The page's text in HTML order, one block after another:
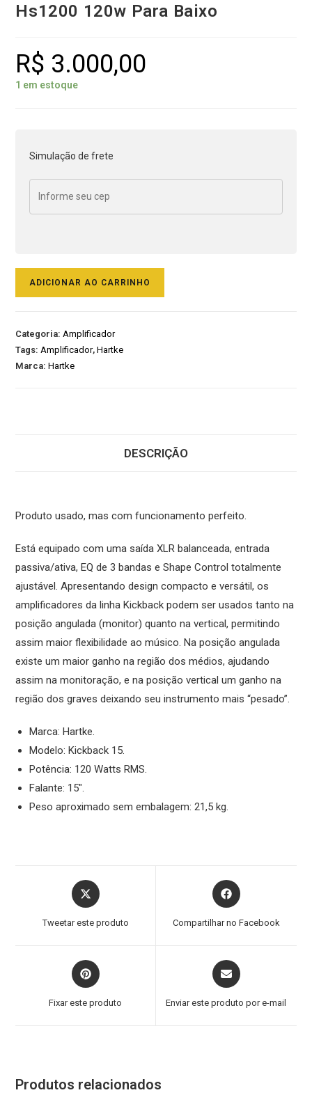
Hs1200 120w Para Baixo
R$ 3.000,00
1 em estoque
Simulação de frete
ADICIONAR AO CARRINHO
Categoria: Amplificador
Tags: Amplificador,Hartke
Marca:Hartke
DESCRIÇÃO
Produto usado, mas com funcionamento perfeito.
Está equipado com uma saí­da XLR balanceada, entrada
passiva/ativa, EQ de 3 bandas e Shape Control totalmente
ajustável. Apresentando design compacto e versátil, os
amplificadores da linha Kickback podem ser usados tanto na
posição angulada (monitor) quanto na vertical, permitindo
assim maior flexibilidade ao músico. Na posição angulada
existe um maior ganho na região dos médios, ajudando
assim na monitoração, e na posição vertical um ganho na
região dos graves deixando seu instrumento mais “pesado”.
Marca: Hartke.
Modelo: Kickback 15.
Potência: 120 Watts RMS.
Falante: 15″.
Peso aproximado sem embalagem: 21,5 kg.
Tweetar este produto Compartilhar no Facebook
Fixar este produto Enviar este produto por e-mail
Produtos relacionados